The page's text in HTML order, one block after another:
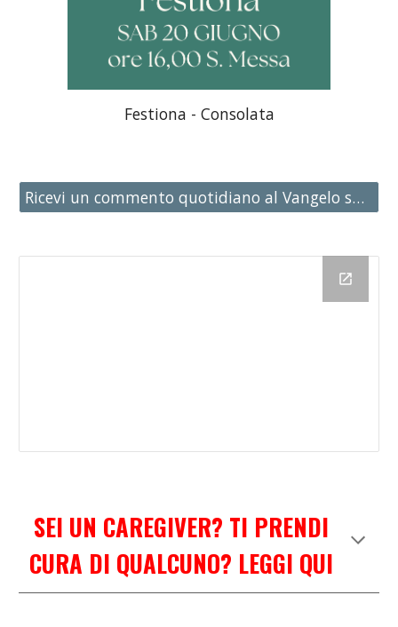
Festiona - Consolata
Ricevi un commento quotidiano al Vangelo su Whatsapp
SEI UN CAREGIVER? TI PRENDI
CURA DI QUALCUNO? LEGGI QUI